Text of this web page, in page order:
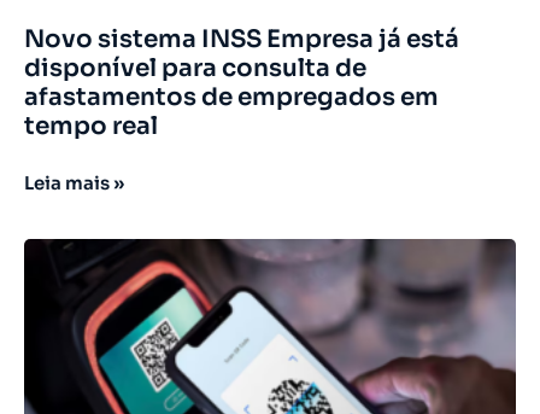
Novo sistema INSS Empresa já está
disponível para consulta de
afastamentos de empregados em
tempo real
Leia mais »